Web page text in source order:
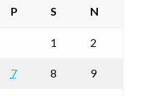
P S N
1 2
7 8 9